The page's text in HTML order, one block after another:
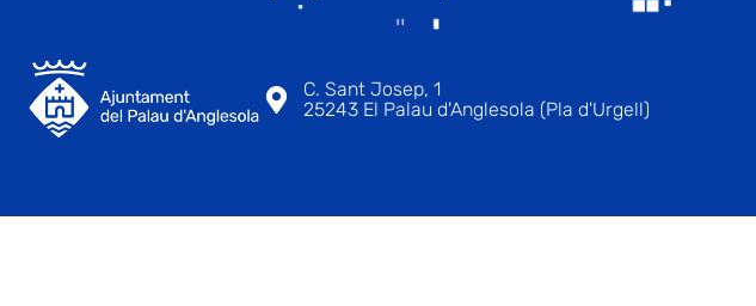
C. Sant Josep, 1
25243 El Palau d'Anglesola (Pla d'Urgell)